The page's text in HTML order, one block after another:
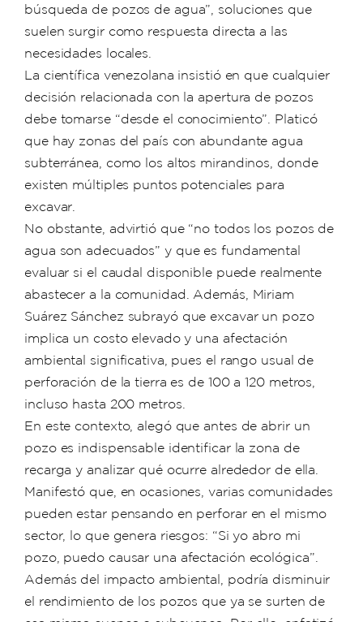
búsqueda de pozos de agua”, soluciones que
suelen surgir como respuesta directa a las
necesidades locales.
La científica venezolana insistió en que cualquier
decisión relacionada con la apertura de pozos
debe tomarse “desde el conocimiento”. Platicó
que hay zonas del país con abundante agua
subterránea, como los altos mirandinos, donde
existen múltiples puntos potenciales para
excavar.
No obstante, advirtió que “no todos los pozos de
agua son adecuados” y que es fundamental
evaluar si el caudal disponible puede realmente
abastecer a la comunidad. Además, Miriam
Suárez Sánchez subrayó que excavar un pozo
implica un costo elevado y una afectación
ambiental significativa, pues el rango usual de
perforación de la tierra es de 100 a 120 metros,
incluso hasta 200 metros.
En este contexto, alegó que antes de abrir un
pozo es indispensable identificar la zona de
recarga y analizar qué ocurre alrededor de ella.
Manifestó que, en ocasiones, varias comunidades
pueden estar pensando en perforar en el mismo
sector, lo que genera riesgos: “Si yo abro mi
pozo, puedo causar una afectación ecológica”.
Además del impacto ambiental, podría disminuir
el rendimiento de los pozos que ya se surten de